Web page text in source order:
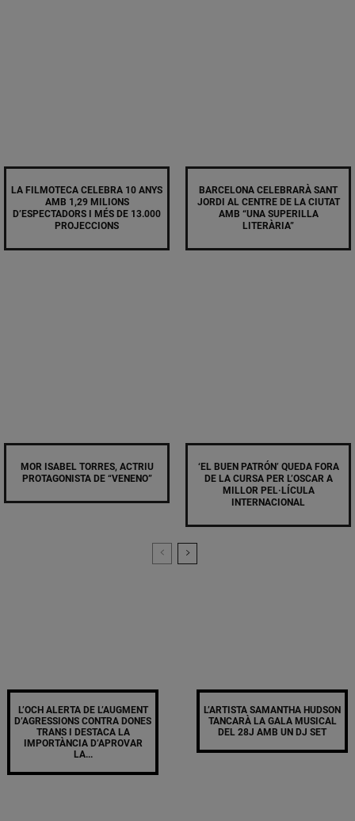
LA FILMOTECA CELEBRA 10 ANYS
AMB 1,29 MILIONS
D’ESPECTADORS I MÉS DE 13.000
PROJECCIONS
BARCELONA CELEBRARÀ SANT
JORDI AL CENTRE DE LA CIUTAT
AMB “UNA SUPERILLA
LITERÀRIA”
MOR ISABEL TORRES, ACTRIU
PROTAGONISTA DE “VENENO”
‘EL BUEN PATRÓN’ QUEDA FORA
DE LA CURSA PER L’OSCAR A
MILLOR PEL·LÍCULA
INTERNACIONAL
L’OCH ALERTA DE L’AUGMENT
D’AGRESSIONS CONTRA DONES
TRANS I DESTACA LA
IMPORTÀNCIA D’APROVAR
LA...
L’ARTISTA SAMANTHA HUDSON
TANCARÀ LA GALA MUSICAL
DEL 28J AMB UN DJ SET